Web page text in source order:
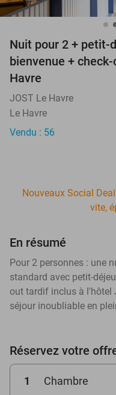
Nuit pour 2 + petit-
bienvenue +
Havre
JOST Le Havre
Le Havre
Vendu : 56
Nouveaux Social
vite,
En résumé
Pour 2 personnes : une
standard avec petit-
out tardif inclus à l'hôtel
séjour inoubliable en
Réservez votre
1 Chambre